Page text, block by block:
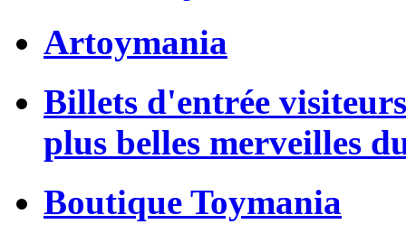
Artoymania
Billets d'entrée
plus belles merveilles
Boutique Toymania